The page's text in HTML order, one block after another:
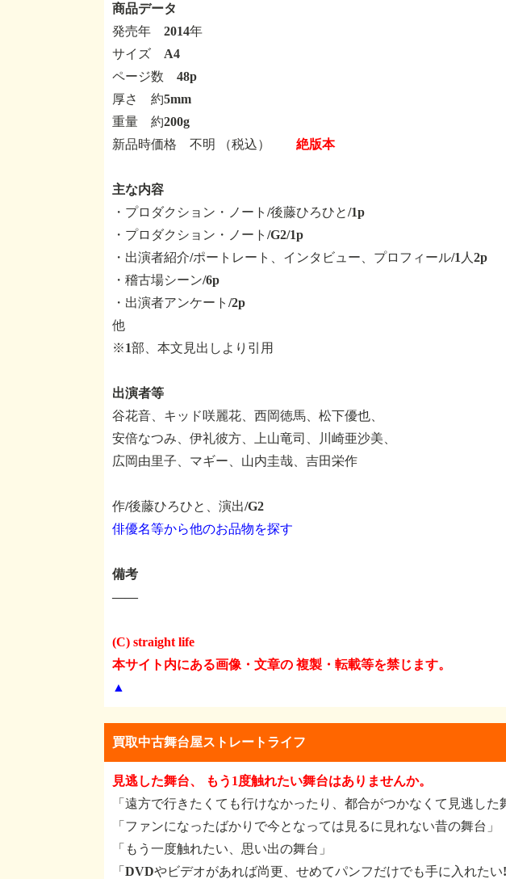
商品データ
発売年 2014年
サイズ A4
ページ数 48p
厚さ 約5mm
重量 約200g
新品時価格 不明 （税込） 絶版本
主な内容
・プロダクション・ノート/後藤ひろひと/1p
・プロダクション・ノート/G2/1p
・出演者紹介/ポートレート、インタビュー、プロフィール/1人2p
・稽古場シーン/6p
・出演者アンケート/2p
他
※1部、本文見出しより引用
出演者等
谷花音、キッド咲麗花、西岡徳馬、松下優也、
安倍なつみ、伊礼彼方、上山竜司、川崎亜沙美、
広岡由里子、マギー、山内圭哉、吉田栄作
作/後藤ひろひと、演出/G2
俳優名等から他のお品物を探す
備考
――
(C) straight life
本サイト内にある画像・文章の 複製・転載等を禁じます。
▲
買取中古舞台屋ストレートライフ
見逃した舞台、 もう1度触れたい舞台はありませんか。
「遠方で行きたくても行けなかったり、都合がつかなくて見逃した
「ファンになったばかりで今となっては見るに見れない昔の舞台」
「もう一度触れたい、思い出の舞台」
「DVDやビデオがあれば尚更、せめてパンフだけでも手に入れたい!